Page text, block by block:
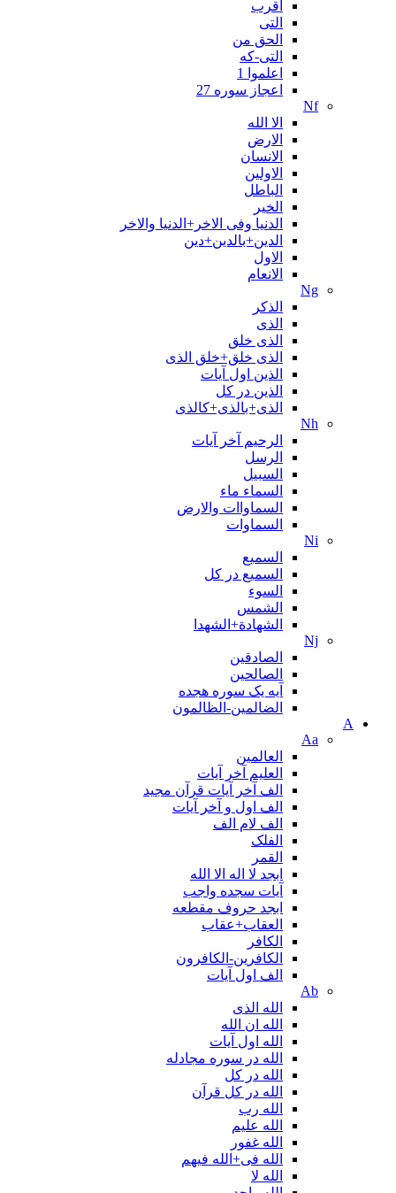
اقرب
التی
الحق من
التی-که
اعلموا 1
اعجاز سوره 27
Nf
الا الله
الارض
الانسان
الاولین
الباطل
الخیر
الدنیا وفی الاخر+الدنیا والاخر
الدین+بالدین+دین
الاول
الانعام
Ng
الذکر
الذی
الذی خلق
الذی خلق+خلق الذی
الذین اول آیات
الذین در کل
الذی+بالذی+کالذی
Nh
الرحیم آخر آیات
الرسل
السبیل
السماء ماء
السماواات والارض
السماوات
Ni
السمیع
السمیع در کل
السوء
الشمس
الشهادة+الشهدا
Nj
الصادقین
الصالحین
آیه یک سوره هجده
الضالمين-الظالمون
A
Aa
العالمین
العلیم آخر آیات
الف آخر آیات قرآن مجید
الف اول و آخر آیات
الف لام الف
الفلک
القمر
ابجد لا اله الا الله
آیات سجده واجب
ابجد حروف مقطعه
العقاب+عقاب
الكافر
الکافرین-الکافرون
الف اول آیات
Ab
الله الذی
الله ان الله
الله اول آیات
الله در سوره مجادله
الله در کل
الله در کل قرآن
الله رب
الله علیم
الله غفور
الله فی+الله فیهم
الله لا